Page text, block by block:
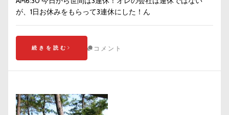
が、1日お休みをもらって3連休にした！ん
続きを読む コメント